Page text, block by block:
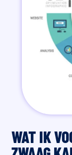
WAT IK